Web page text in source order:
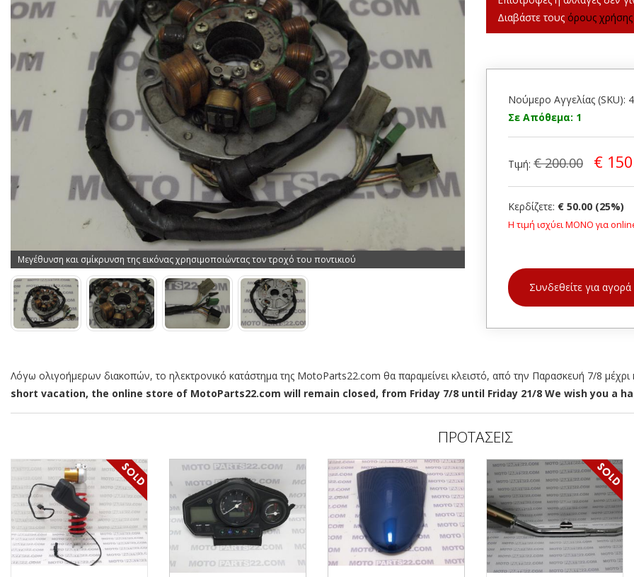
Μεγέθυνση και σμίκρυνση της εικόνας χρησιμοποιώντας τον τροχό του ποντικιού
Διαβάστε τους όρους χρήσης
Νούμερο Αγγελίας (SKU):
Σε Απόθεμα: 1
Τιμή: € 200.00 €
Κερδίζετε: € 50.00 (25%)
Η τιμή ισχύει ΜΟΝΟ για
Συνδεθείτε για αγορά
Λόγω ολιγοήμερων διακοπών, το ηλεκτρονικό κατάστημα της MotoParts22.com θα παραμείνει κλειστό, από την Παρασκευή 7/8 μέχρι
short vacation, the online store of MotoParts22.com will remain closed, from Friday 7/8 until Friday 21/8 We wish you a
ΠΡΟΤΑΣΕΙΣ